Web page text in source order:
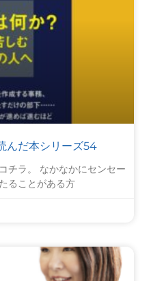
んだ本シリーズ54
チラ。 なかなかにセンセー
ることがある方